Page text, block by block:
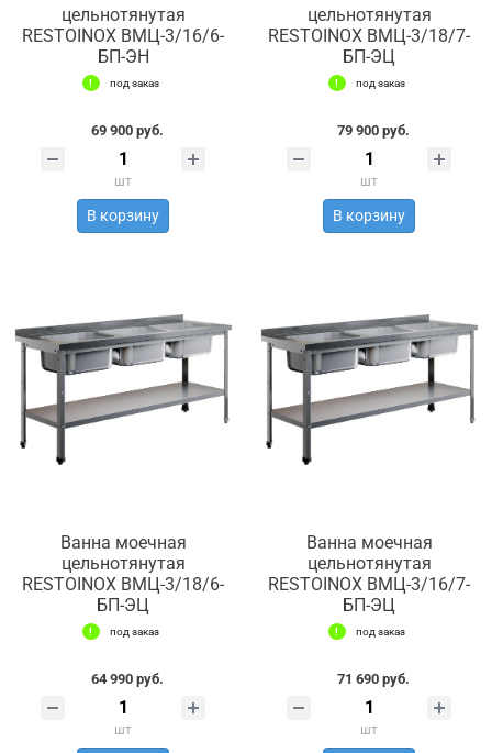
цельнотянутая
RESTOINOX ВМЦ-3/16/6-
БП-ЭН
под заказ
69 900 руб.
шт
В корзину
цельнотянутая
RESTOINOX ВМЦ-3/18/7-
БП-ЭЦ
под заказ
79 900 руб.
шт
В корзину
Ванна моечная
цельнотянутая
RESTOINOX ВМЦ-3/18/6-
БП-ЭЦ
под заказ
64 990 руб.
шт
Ванна моечная
цельнотянутая
RESTOINOX ВМЦ-3/16/7-
БП-ЭЦ
под заказ
71 690 руб.
шт